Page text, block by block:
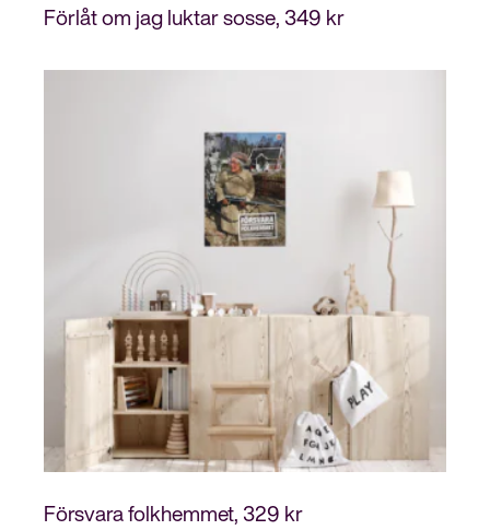
Förlåt om jag luktar sosse 349 kr
Försvara folkhemmet 329 kr